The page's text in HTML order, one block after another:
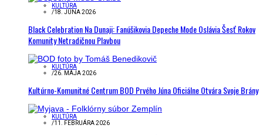
KULTÚRA
/18. JÚNA 2026
Black Celebration Na Dunaji: Fanúšikovia Depeche Mode Oslávia Šesť Rokov
Komunity Netradičnou Plavbou
KULTÚRA
/26. MÁJA 2026
Kultúrno-Komunitné Centrum BOD Prvého Júna Oficiálne Otvára Svoje Brány
KULTÚRA
/11. FEBRUÁRA 2026